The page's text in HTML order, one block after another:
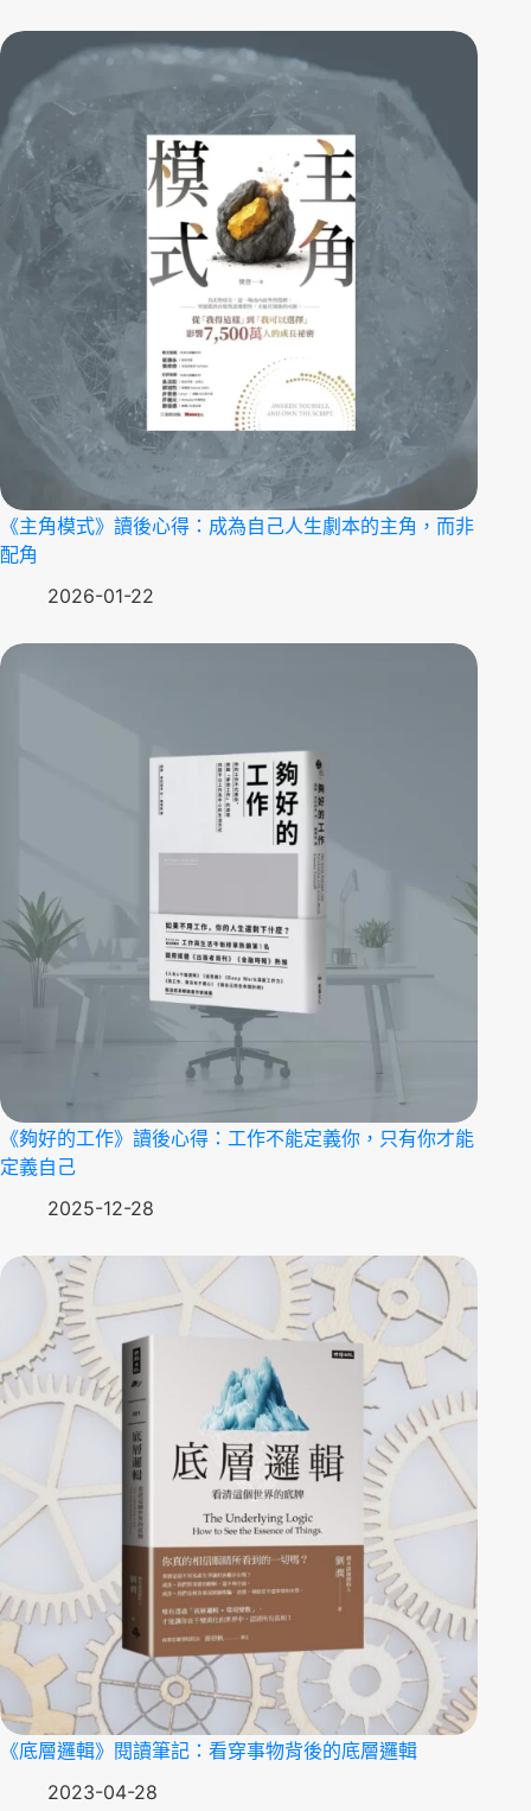
《主角模式》讀後心得：成為自己人生劇本的主角，而非
配角
2026-01-22
《夠好的工作》讀後心得：工作不能定義你，只有你才能
定義自己
2025-12-28
《底層邏輯》閱讀筆記：看穿事物背後的底層邏輯
2023-04-28